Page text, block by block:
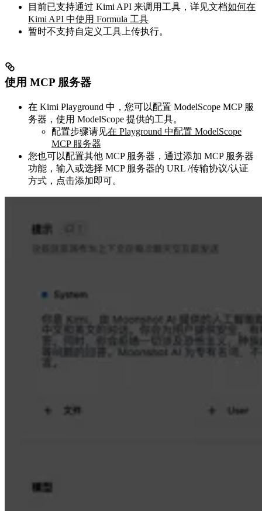
目前已支持通过 Kimi API 来调用工具，详见文档如何在
Kimi API 中使用 Formula 工具
暂时不支持自定义工具上传执行。
使用 MCP 服务器
在 Kimi Playground 中，您可以配置 ModelScope MCP 服
务器，使用 ModelScope 提供的工具。
配置步骤请见在 Playground 中配置 ModelScope
MCP 服务器
您也可以配置其他 MCP 服务器，通过添加 MCP 服务器
功能，输入或选择 MCP 服务器的 URL /传输协议/认证
方式，点击添加即可。